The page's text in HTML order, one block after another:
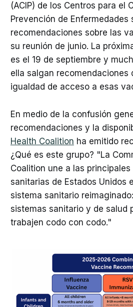
(ACIP) de los Centros para el
Prevención de Enfermedades
recomendaciones sobre las
su reunión de junio. La
es el 19 de septiembre y
ella salgan recomendaciones
igualdad de acceso a esas
En medio de la confusión
recomendaciones y la
Health Coalition ha emitido
¿Qué es este grupo? "La
Coalition une a las
sanitarias de Estados Unidos
sistema sanitario
sistemas sanitario y de salud
trabajen codo con codo."